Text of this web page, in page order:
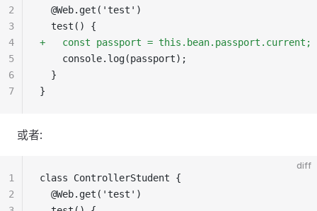
  @Web.get('test')
  test() {
+   const passport = this.bean.passport.current;
    console.log(passport);
  }
}
2
3
4
5
6
7
或者:
diff
class ControllerStudent {
  @Web.get('test')
1
2